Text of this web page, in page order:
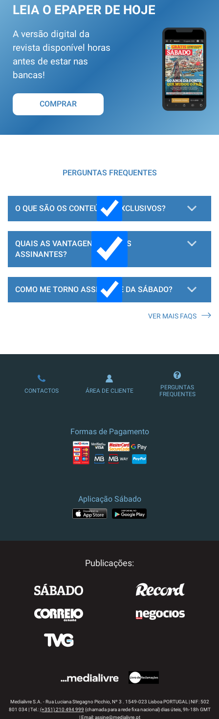
LEIA O EPAPER DE HOJE
A versão digital da
revista disponível horas
antes de estar nas
bancas!
COMPRAR
PERGUNTAS FREQUENTES
O QUE SÃO OS CONTEÚDOS EXCLUSIVOS?
QUAIS AS VANTAGENS PARA OS
ASSINANTES?
COMO ME TORNO ASSINANTE DA SÁBADO?
LOJA DE ASSINATURAS
VER MAIS FAQS
CONTACTOS ÁREA DE CLIENTE
PERGUNTAS
FREQUENTES
Formas de Pagamento
Aplicação Sábado
Publicações:
Medialivre S.A. - Rua Luciana Stegagno Picchio, Nº 3 . 1549-023 Lisboa PORTUGAL | NIF: 502
801 034 | Tel.:(+351) 210 494 999 (chamada para a rede fixa nacional) dias úteis, 9h-18h GMT
| Email:assine@medialivre.pt